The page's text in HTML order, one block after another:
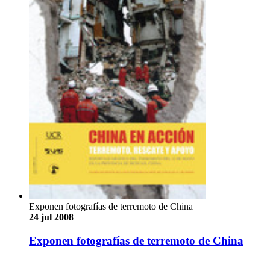
Exponen fotografías de terremoto de China
24 jul 2008
Exponen fotografías de terremoto de China